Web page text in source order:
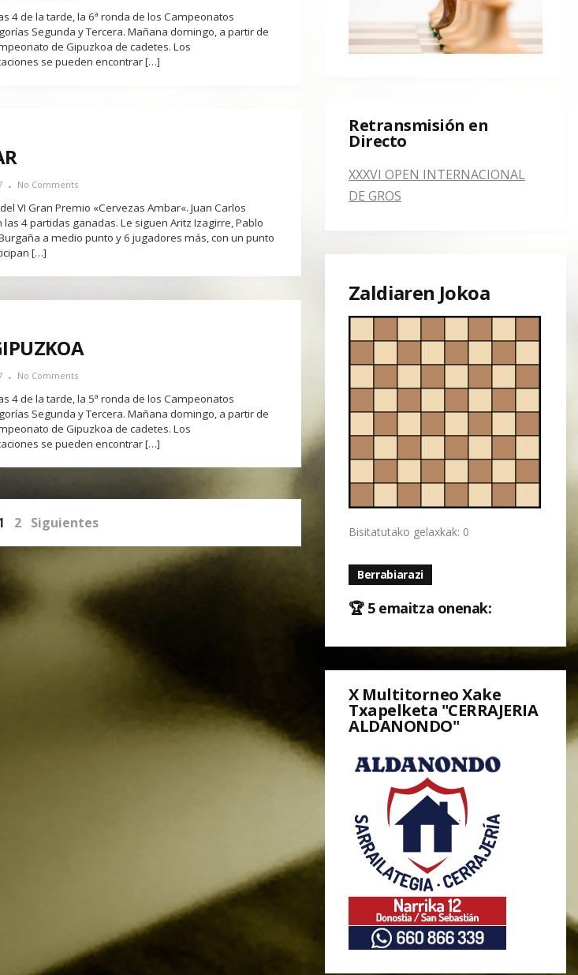
4 de la tarde, la 6ª ronda de los Campeonatos
Segunda y Tercera. Mañana domingo, a partir de
de Gipuzkoa de cadetes. Los
se pueden encontrar […]
No Comments
VI Gran Premio «Cervezas Ambar«. Juan Carlos
4 partidas ganadas. Le siguen Aritz Izagirre, Pablo
a medio punto y 6 jugadores más, con un punto
[…]
No Comments
4 de la tarde, la 5ª ronda de los Campeonatos
Segunda y Tercera. Mañana domingo, a partir de
de Gipuzkoa de cadetes. Los
se pueden encontrar […]
2 Siguientes
Retransmisión en
Directo
XXXVI OPEN INTERNACIONAL
DE GROS
Zaldiaren Jokoa
Bisitatutako gelaxkak: 0
Berrabiarazi
🏆 5 emaitza onenak:
X Multitorneo Xake
Txapelketa "CERRAJERIA
ALDANONDO"